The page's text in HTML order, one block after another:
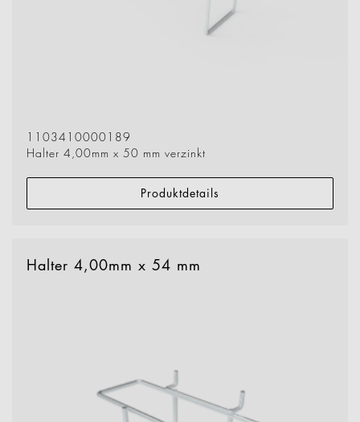
1103410000189
Halter 4,00mm x 50 mm verzinkt
Produktdetails
Halter 4,00mm x 54 mm